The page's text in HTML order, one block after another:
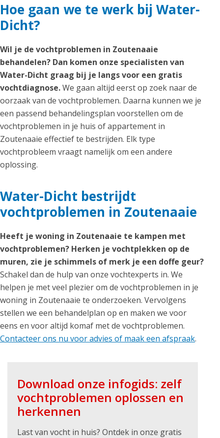
Hoe gaan we te werk bij Water-
Dicht?
Wil je de vochtproblemen in Zoutenaaie
behandelen? Dan komen onze specialisten van
Water-Dicht graag bij je langs voor een gratis
vochtdiagnose.We gaan altijd eerst op zoek naar de
oorzaak van de vochtproblemen. Daarna kunnen we je
een passend behandelingsplan voorstellen om de
vochtproblemen in je huis of appartement in
Zoutenaaie effectief te bestrijden. Elk type
vochtprobleem vraagt namelijk om een andere
oplossing.
Water-Dicht bestrijdt
vochtproblemen in Zoutenaaie
Heeft je woning in Zoutenaaie te kampen met
vochtproblemen? Herken je vochtplekken op de
muren, zie je schimmels of merk je een doffe geur?
Schakel dan de hulp van onze vochtexperts in. We
helpen je met veel plezier om de vochtproblemen in je
woning in Zoutenaaie te onderzoeken. Vervolgens
stellen we een behandelplan op en maken we voor
eens en voor altijd komaf met de vochtproblemen.
Contacteer ons nu voor advies of maak een afspraak.
Download onze infogids: zelf
vochtproblemen oplossen en
herkennen
Last van vocht in huis? Ontdek in onze gratis